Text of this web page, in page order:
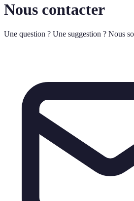
Nous contacter
Une question ? Une suggestion ? Nous